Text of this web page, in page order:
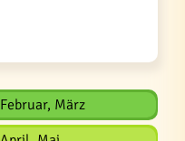
Februar, März